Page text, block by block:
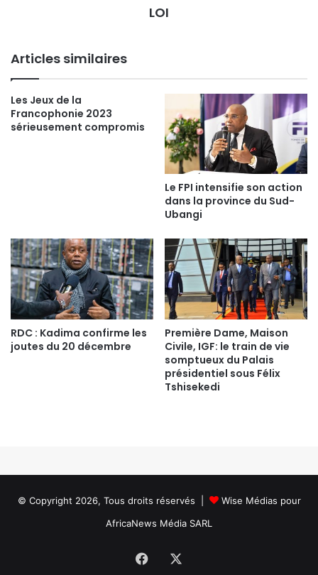
LOI
Articles similaires
Les Jeux de la
Francophonie 2023
sérieusement compromis
Le FPI intensifie son action
dans la province du Sud-
Ubangi
RDC : Kadima confirme les
joutes du 20 décembre
Première Dame, Maison
Civile, IGF: le train de vie
somptueux du Palais
présidentiel sous Félix
Tshisekedi
© Copyright 2026, Tous droits réservés | Wise Médias pour
AfricaNews Média SARL
Facebook